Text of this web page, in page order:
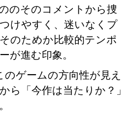
のそのコメントから捜
けやすく、迷いなくプ
のためか比較的テンポ
が進む印象。
ゲームの方向性が見え
ら「今作は当たりか？」